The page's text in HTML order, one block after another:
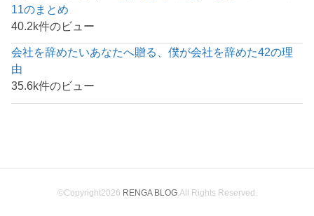
11のまとめ
40.2k件のビュー
会社を辞めたいあなたへ贈る、僕が会社を辞めた42の理
由
35.6k件のビュー
©Copyright2026 RENGA BLOG.All Rights Reserved.